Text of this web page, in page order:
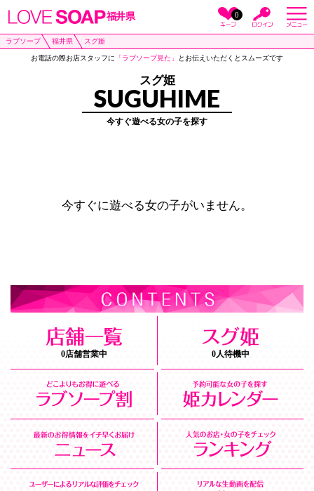
福井県 0
ラブソープ 福井県 スグ姫
お電話の際お店スタッフに 「ラブソープ見た」 とお伝えいただくとスムーズです
スグ姫
SUGUHIME
今すぐ遊べる女の子を探す
今すぐに遊べる女の子がいません。
0店舗営業中 0人待機中